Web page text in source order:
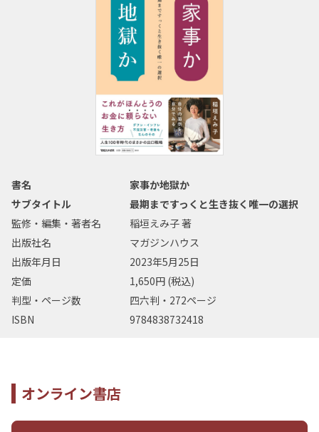
書名
家事か地獄か
サブタイトル
最期まですっくと生き抜く唯一の選択
監修・編集・著者名
稲垣えみ子 著
出版社名
マガジンハウス
出版年月日
2023年5月25日
定価
1,650円 (税込)
判型・ページ数
四六判・272ページ
ISBN
9784838732418
オンライン書店